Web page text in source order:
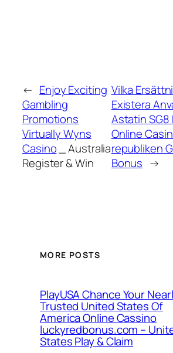
← Enjoy Exciting
Gambling
Promotions
VirtuallyWyns
Casino_ Australia
Register & Win
Vilka
Existera
Astatin SG8
Online
republiken
Bonus →
MORE POSTS
PlayUSA Chance Your
Trusted United States Of
America Online Cassino
luckyredbonus.com –
States Play & Claim